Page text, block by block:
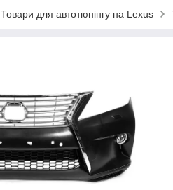
Товари для автотюнінгу на Lexus